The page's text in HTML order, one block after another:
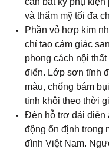
hợp, đèn sẽ tự
không chớp nháy
sản phẩm trở nên
dùng phổ thông lẫn
Từ thiết kế siêu
khả năng tương
tròn màu trung tính
dễ dàng, tinh gọn
chiếu sáng tiện lợi